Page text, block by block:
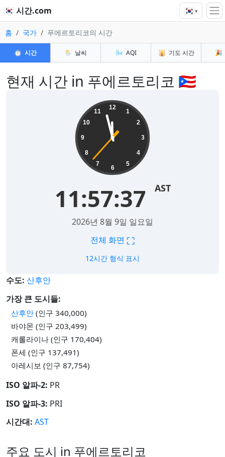
🇰🇷 시간.com 🇰🇷▾
홈 국가 푸에르토리코의 시간
⏱️ 시간 🌦️ 날씨 🌬️ AQI 🕌 기도 시간 🎉
현재 시간 in 푸에르토리코 🇵🇷
12
1
2
3
4
5
6
7
8
9
10
11
11:57:38 AST
2026년 8월 9일 일요일
전체 화면 ⛶
12시간 형식 표시
수도: 산후안
가장 큰 도시들:
산후안 (인구 340,000)
바야몬 (인구 203,499)
캐롤라이나 (인구 170,404)
폰세 (인구 137,491)
아레시보 (인구 87,754)
ISO 알파-2: PR
ISO 알파-3: PRI
시간대: AST
주요 도시 in 푸에르토리코